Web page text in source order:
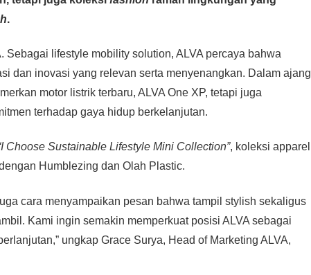
.
lifestyle mobility solution, ALVA percaya bahwa
dan inovasi yang relevan serta menyenangkan. Dalam ajang
motor listrik terbaru, ALVA One XP, tetapi juga
terhadap gaya hidup berkelanjutan.
Choose Sustainable Lifestyle Mini Collection”, koleksi apparel
Humblezing dan Olah Plastic.
cara menyampaikan pesan bahwa tampil stylish sekaligus
Kami ingin semakin memperkuat posisi ALVA sebagai
ungkap Grace Surya, Head of Marketing ALVA,